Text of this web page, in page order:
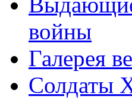
войны
Галерея
Солдаты